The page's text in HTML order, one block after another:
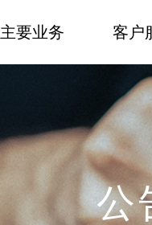
客户
主要业务
公